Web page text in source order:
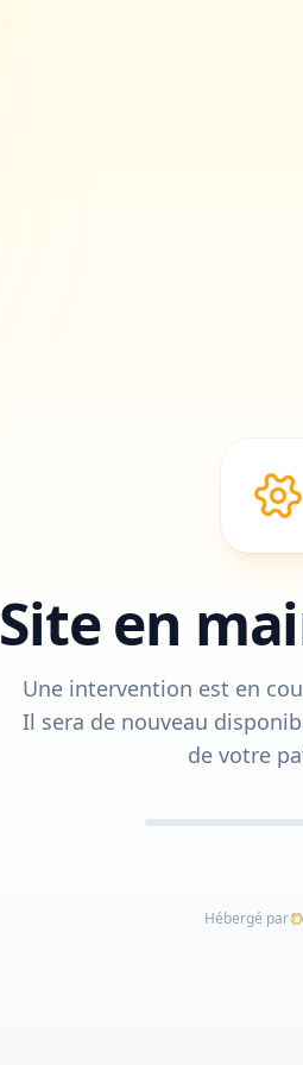
Site en
Une intervention est en
Il sera de nouveau
de votre
Hébergé par